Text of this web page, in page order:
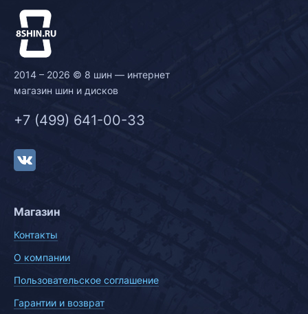
2014 – 2026 © 8 шин — интернет
магазин шин и дисков
+7 (499) 641-00-33
Магазин
Контакты
О компании
Пользовательское соглашение
Гарантии и возврат